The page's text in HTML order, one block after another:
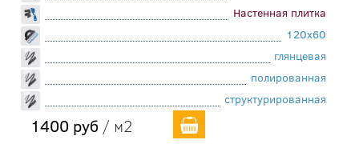
Настенная плитка
120x60
глянцевая
полированная
структурированная
1400 руб / м2